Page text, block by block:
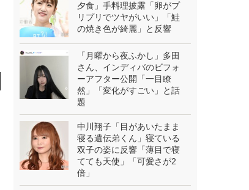
夕食」手料理披露「卵がプ
リプリでツヤがいい」「鮭
の焼き色が綺麗」と反響
「月曜から夜ふかし」多田
さん、インディバのビフォ
ーアフター公開「一目瞭
然」「変化がすごい」と話
題
中川翔子「目があいたまま
寝る遺伝弟くん」寝ている
双子の姿に反響「薄目で寝
てても天使」「可愛さが2
倍」